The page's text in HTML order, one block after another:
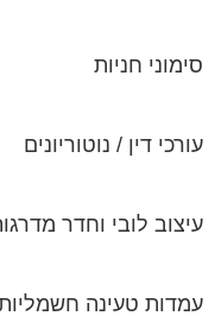
סימוני חניות
עורכי דין / נוטוריונים
עיצוב לובי וחדר מדרגות
עמדות טעינה חשמליות